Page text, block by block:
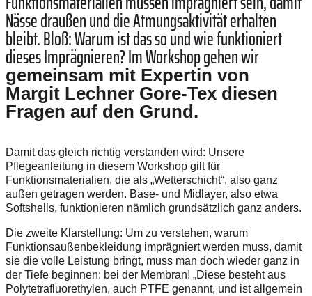
Nässe draußen und die Atmungsaktivität erhalten
bleibt. Bloß: Warum ist das so und wie funktioniert
dieses Imprägnieren? Im Workshop gehen wir
gemeinsam mit Expertin von
Margit Lechner Gore-Tex diesen
Fragen auf den Grund.
Damit das gleich richtig verstanden wird: Unsere
Pflegeanleitung in diesem Workshop gilt für
Funktionsmaterialien, die als „Wetterschicht“, also ganz
außen getragen werden. Base- und Midlayer, also etwa
Softshells, funktionieren nämlich grundsätzlich ganz anders.
Die zweite Klarstellung: Um zu verstehen, warum
Funktionsaußenbekleidung imprägniert werden muss, damit
sie die volle Leistung bringt, muss man doch wieder ganz in
der Tiefe beginnen: bei der Membran! „Diese besteht aus
Polytetrafluorethylen, auch PTFE genannt, und ist allgemein